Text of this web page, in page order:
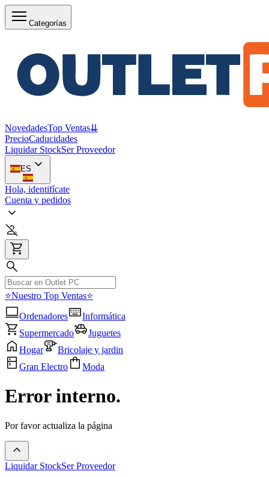
Categorías
NovedadesTop Ventas⇊
PrecioCaducidades
Liquidar StockSer Proveedor
ES
Hola, identifícate
Cuenta y pedidos
⭐Nuestro Top Ventas⭐
Ordenadores
Informática
Supermercado
Juguetes
Hogar
Bricolaje y jardin
Gran Electro
Moda
Error interno.
Por favor actualiza la página
Liquidar StockSer Proveedor